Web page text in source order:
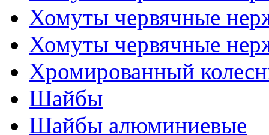
Хомуты червячные
Хомуты червячные
Хромированный
Шайбы
Шайбы алюминиевые